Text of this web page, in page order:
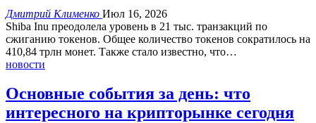
Дмитрий Клименко Июл 16, 2026
Shiba Inu преодолела уровень в 21 тыс. транзакций по
сжиганию токенов. Общее количество токенов сократилось на
410,84 трлн монет. Также стало известно, что…
новости
Основные события за день: что
интересного на крипторынке сегодня